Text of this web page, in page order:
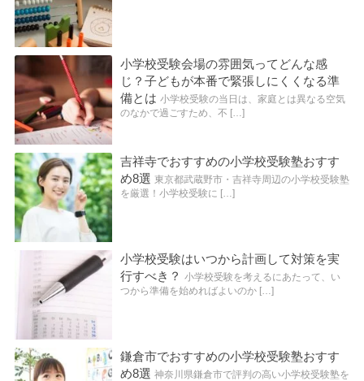
小学校受験会場の雰囲気ってどんな感
じ？子どもが本番で緊張しにくくなる準
備とは 小学校受験の当日は、家庭とは異なる空気
のなかで過ごすため、不 […]
吉祥寺でおすすめの小学校受験塾おすす
め8選 東京都武蔵野市・吉祥寺周辺の小学校受験塾
を厳選！小学校受験に […]
小学校受験はいつから計画して対策を実
行すべき？ 小学校受験を考えるにあたって、い
つから準備を始めればよいのか […]
鎌倉市でおすすめの小学校受験塾おすす
め8選 神奈川県鎌倉市で評判の高い小学校受験塾を